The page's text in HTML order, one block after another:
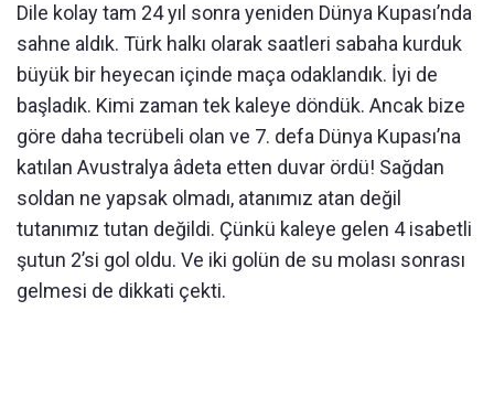
Dile kolay tam 24 yıl sonra yeniden Dünya Kupası’nda
sahne aldık. Türk halkı olarak saatleri sabaha kurduk
büyük bir heyecan içinde maça odaklandık. İyi de
başladık. Kimi zaman tek kaleye döndük. Ancak bize
göre daha tecrübeli olan ve 7. defa Dünya Kupası’na
katılan Avustralya âdeta etten duvar ördü! Sağdan
soldan ne yapsak olmadı, atanımız atan değil
tutanımız tutan değildi. Çünkü kaleye gelen 4 isabetli
şutun 2’si gol oldu. Ve iki golün de su molası sonrası
gelmesi de dikkati çekti.